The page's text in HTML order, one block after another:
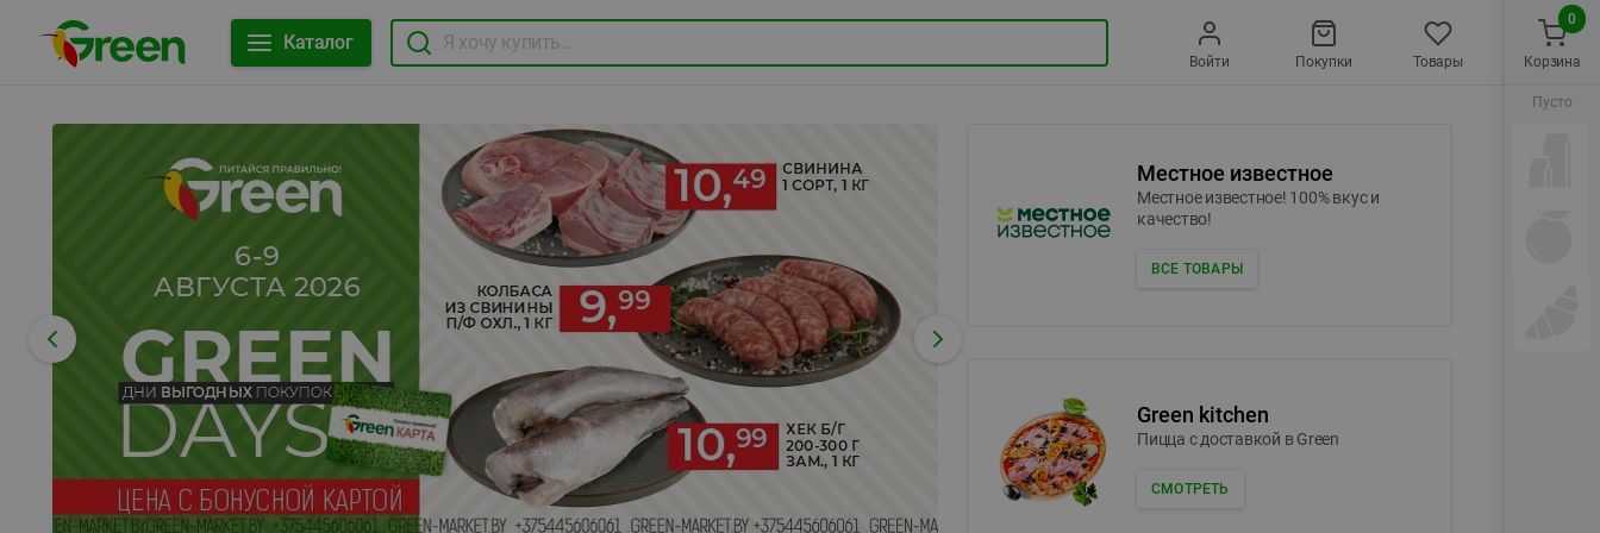
Каталог
Войти Покупки Товары
Местное известное
Местное известное! 100% вкус и
качество!
ВСЕ ТОВАРЫ
Green kitchen
Пицца c доставкой в Green
СМОТРЕТЬ
Корзина
0
Пусто